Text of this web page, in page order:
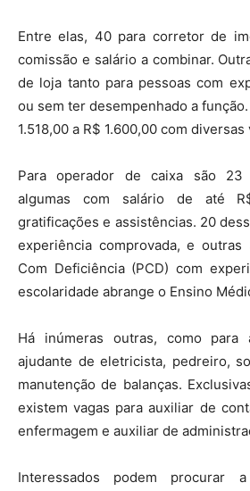
Entre elas, 40 para corretor de
comissão e salário a combinar.
de loja tanto para pessoas com
ou sem ter desempenhado a
1.518,00 a R$ 1.600,00 com diversas
Para operador de caixa são 23
algumas com salário de até
gratificações e assistências. 20
experiência comprovada, e
Com Deficiência (PCD) com
escolaridade abrange o Ensino
Há inúmeras outras, como para
ajudante de eletricista, pedreiro,
manutenção de balanças.
existem vagas para auxiliar de
enfermagem e auxiliar de
Interessados podem procurar